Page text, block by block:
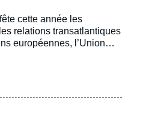
cette année les
relations transatlantiques
européennes, l’Union